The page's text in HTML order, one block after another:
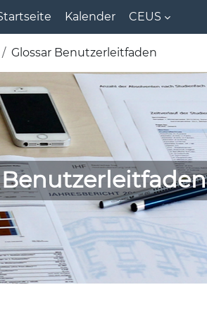
Kalender CEUS
Glossar Benutzerleitfaden
Benutzerleitfaden